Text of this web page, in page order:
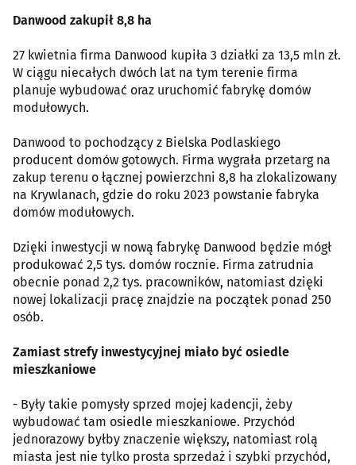
Danwood zakupił 8,8 ha
27 kwietnia firma Danwood kupiła 3 działki za 13,5 mln zł.
W ciągu niecałych dwóch lat na tym terenie firma
planuje wybudować oraz uruchomić fabrykę domów
modułowych.
Danwood to pochodzący z Bielska Podlaskiego
producent domów gotowych. Firma wygrała przetarg na
zakup terenu o łącznej powierzchni 8,8 ha zlokalizowany
na Krywlanach, gdzie do roku 2023 powstanie fabryka
domów modułowych.
Dzięki inwestycji w nową fabrykę Danwood będzie mógł
produkować 2,5 tys. domów rocznie. Firma zatrudnia
obecnie ponad 2,2 tys. pracowników, natomiast dzięki
nowej lokalizacji pracę znajdzie na początek ponad 250
osób.
Zamiast strefy inwestycyjnej miało być osiedle
mieszkaniowe
- Były takie pomysły sprzed mojej kadencji, żeby
wybudować tam osiedle mieszkaniowe. Przychód
jednorazowy byłby znaczenie większy, natomiast rolą
miasta jest nie tylko prosta sprzedaż i szybki przychód,